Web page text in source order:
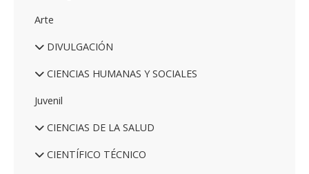
Arte
DIVULGACIÓN
CIENCIAS HUMANAS Y SOCIALES
Juvenil
CIENCIAS DE LA SALUD
CIENTÍFICO TÉCNICO